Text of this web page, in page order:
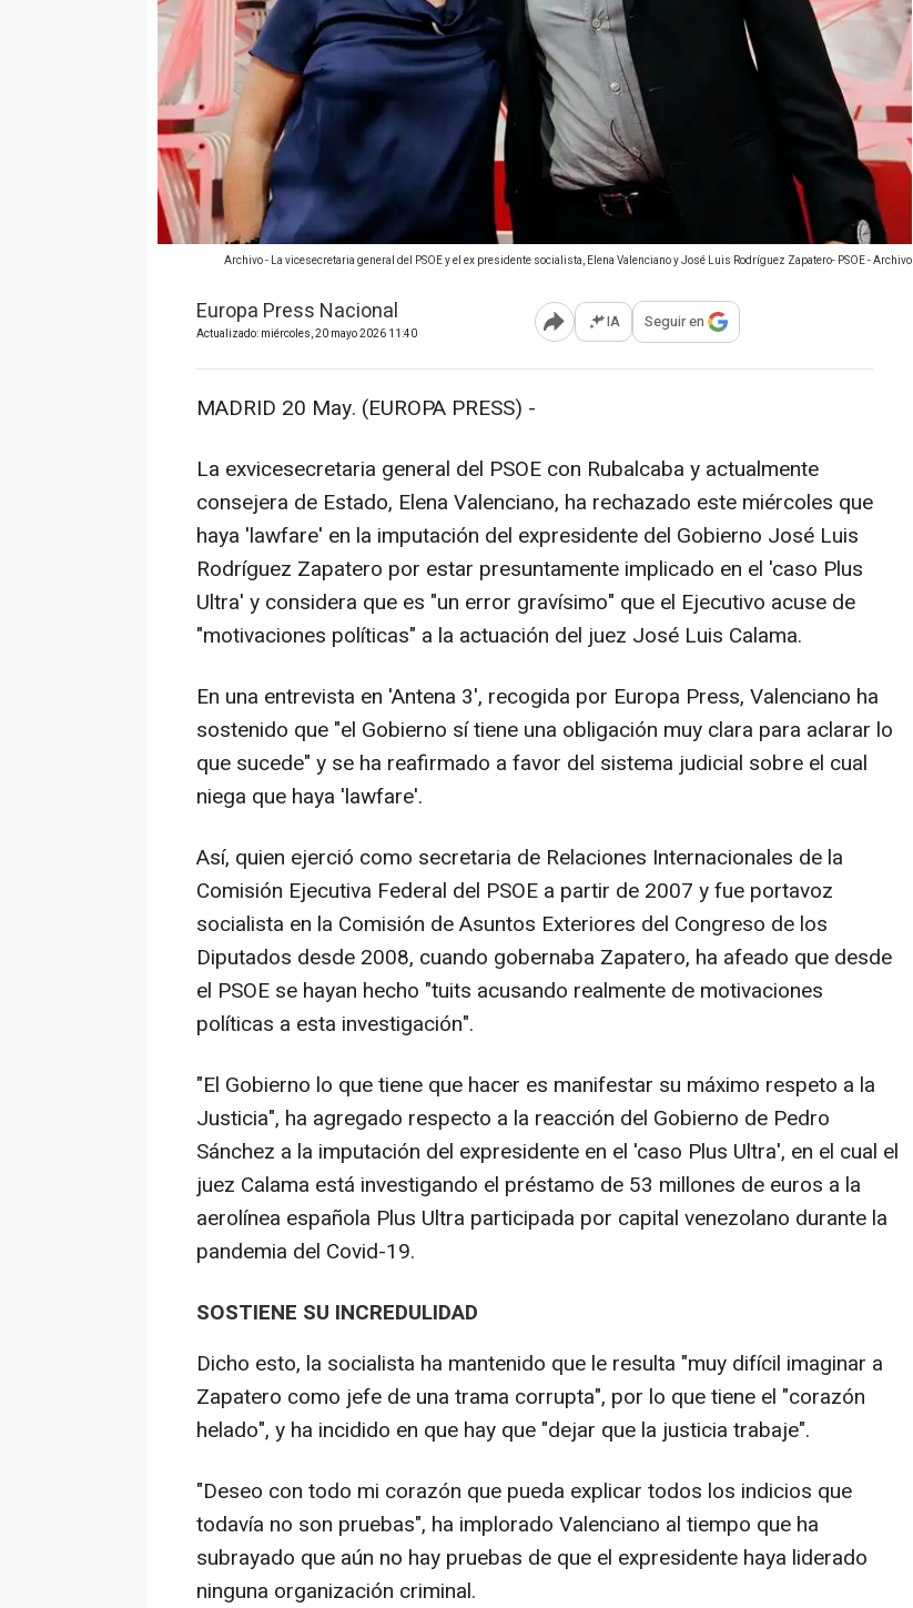
Archivo - La vicesecretaria general del PSOE y el ex presidente socialista, Elena Valenciano y José Luis Rodríguez Zapatero- PSOE - Archivo
Europa Press Nacional
Actualizado: miércoles, 20 mayo 2026 11:40 Abrir opciones para compartir
IA Seguir en
MADRID 20 May. (EUROPA PRESS) -
La exvicesecretaria general del PSOE con Rubalcaba y actualmente
consejera de Estado, Elena Valenciano, ha rechazado este miércoles que
haya 'lawfare' en la imputación del expresidente del Gobierno José Luis
Rodríguez Zapatero por estar presuntamente implicado en el 'caso Plus
Ultra' y considera que es "un error gravísimo" que el Ejecutivo acuse de
"motivaciones políticas" a la actuación del juez José Luis Calama.
En una entrevista en 'Antena 3', recogida por Europa Press, Valenciano ha
sostenido que "el Gobierno sí tiene una obligación muy clara para aclarar lo
que sucede" y se ha reafirmado a favor del sistema judicial sobre el cual
niega que haya 'lawfare'.
Así, quien ejerció como secretaria de Relaciones Internacionales de la
Comisión Ejecutiva Federal del PSOE a partir de 2007 y fue portavoz
socialista en la Comisión de Asuntos Exteriores del Congreso de los
Diputados desde 2008, cuando gobernaba Zapatero, ha afeado que desde
el PSOE se hayan hecho "tuits acusando realmente de motivaciones
políticas a esta investigación".
"El Gobierno lo que tiene que hacer es manifestar su máximo respeto a la
Justicia", ha agregado respecto a la reacción del Gobierno de Pedro
Sánchez a la imputación del expresidente en el 'caso Plus Ultra', en el cual el
juez Calama está investigando el préstamo de 53 millones de euros a la
aerolínea española Plus Ultra participada por capital venezolano durante la
pandemia del Covid-19.
SOSTIENE SU INCREDULIDAD
Dicho esto, la socialista ha mantenido que le resulta "muy difícil imaginar a
Zapatero como jefe de una trama corrupta", por lo que tiene el "corazón
helado", y ha incidido en que hay que "dejar que la justicia trabaje".
"Deseo con todo mi corazón que pueda explicar todos los indicios que
todavía no son pruebas", ha implorado Valenciano al tiempo que ha
subrayado que aún no hay pruebas de que el expresidente haya liderado
ninguna organización criminal.